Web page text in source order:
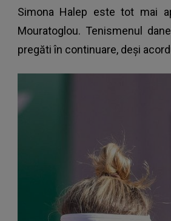
Simona Halep este tot mai
Mouratoglou. Tenismenul
pregăti în continuare, deși